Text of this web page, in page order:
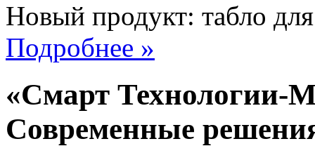
Новый продукт: табло
Подробнее »
«Смарт Технологии-
Современные